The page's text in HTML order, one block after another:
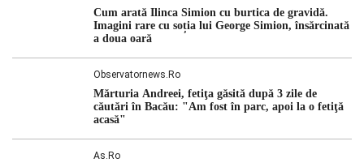
hidrologic din ultimii ani. Lipsa […]
Cum arată Ilinca Simion cu burtica de gravidă.
Imagini rare cu soția lui George Simion, însărcinată
a doua oară
Observatornews.ro
Mărturia Andreei, fetiţa găsită după 3 zile de
căutări în Bacău: "Am fost în parc, apoi la o fetiţă
acasă"
As.ro